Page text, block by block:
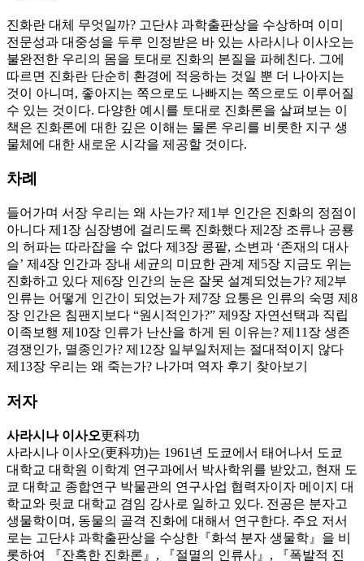
진화란 대체 무엇일까? 고단샤 과학출판상을 수상하며 이미
전문성과 대중성을 두루 인정받은 바 있는 사라시나 이사오는
불완전한 우리의 몸을 토대로 진화의 본질을 파헤친다. 그에
따르면 진화란 단순히 환경에 적응하는 것일 뿐 더 나아지는
것이 아니며, 좋아지는 쪽으로도 나빠지는 쪽으로도 이루어질
수 있는 것이다. 다양한 예시를 토대로 진화론을 살펴보는 이
책은 진화론에 대한 깊은 이해는 물론 우리를 비롯한 지구 생
물체에 대한 새로운 시각을 제공할 것이다.
차례
들어가며 서장 우리는 왜 사는가? 제1부 인간은 진화의 정점이
아니다 제1장 심장병에 걸리도록 진화했다 제2장 조류나 공룡
의 허파는 따라잡을 수 없다 제3장 콩팥, 소변과 ‘존재의 대사
슬’ 제4장 인간과 장내 세균의 미묘한 관계 제5장 지금도 위는
진화하고 있다 제6장 인간의 눈은 잘못 설계되었는가? 제2부
인류는 어떻게 인간이 되었는가 제7장 요통은 인류의 숙명 제8
장 인간은 침팬지보다 “원시적인가?” 제9장 자연선택과 직립
이족보행 제10장 인류가 난산을 하게 된 이유는? 제11장 생존
경쟁인가, 멸종인가? 제12장 일부일처제는 절대적이지 않다
제13장 우리는 왜 죽는가? 나가며 역자 후기 찾아보기
저자
사라시나 이사오更科功
사라시나 이사오(更科功)는 1961년 도쿄에서 태어나서 도쿄
대학교 대학원 이학계 연구과에서 박사학위를 받았고, 현재 도
쿄 대학교 종합연구 박물관의 연구사업 협력자이자 메이지 대
학교와 릿쿄 대학교 겸임 강사로 일하고 있다. 전공은 분자고
생물학이며, 동물의 골격 진화에 대해서 연구한다. 주요 저서
로는 고단샤 과학출판상을 수상한『화석 분자 생물학』을 비
롯하여 『잔혹한 진화론』, 『절멸의 인류사』, 『폭발적 진